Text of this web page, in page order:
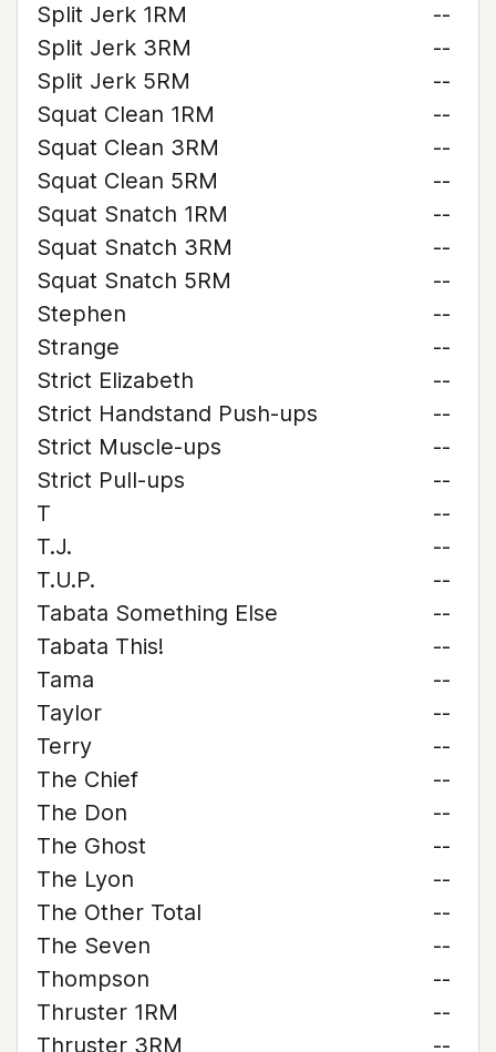
Split Jerk 1RM
--
Split Jerk 3RM
--
Split Jerk 5RM
--
Squat Clean 1RM
--
Squat Clean 3RM
--
Squat Clean 5RM
--
Squat Snatch 1RM
--
Squat Snatch 3RM
--
Squat Snatch 5RM
--
Stephen
--
Strange
--
Strict Elizabeth
--
Strict Handstand Push-ups
--
Strict Muscle-ups
--
Strict Pull-ups
--
T
--
T.J.
--
T.U.P.
--
Tabata Something Else
--
Tabata This!
--
Tama
--
Taylor
--
Terry
--
The Chief
--
The Don
--
The Ghost
--
The Lyon
--
The Other Total
--
The Seven
--
Thompson
--
Thruster 1RM
--
Thruster 3RM
--